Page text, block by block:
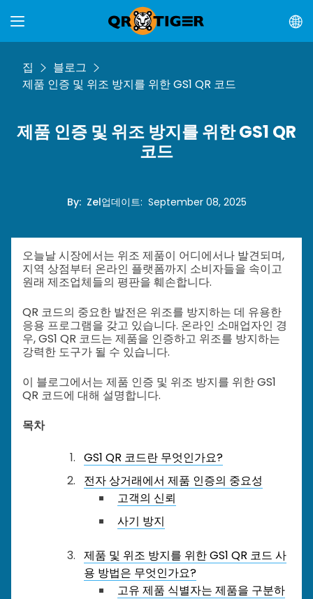
집
블로그
제품 인증 및 위조 방지를 위한 GS1 QR 코드
제품 인증 및 위조 방지를 위한 GS1 QR
코드
By: Zel업데이트: September 08, 2025
오늘날 시장에서는 위조 제품이 어디에서나 발견되며,
지역 상점부터 온라인 플랫폼까지 소비자들을 속이고
원래 제조업체들의 평판을 훼손합니다.
QR 코드의 중요한 발전은 위조를 방지하는 데 유용한
응용 프로그램을 갖고 있습니다. 온라인 소매업자인 경
우, GS1 QR 코드는 제품을 인증하고 위조를 방지하는
강력한 도구가 될 수 있습니다.
이 블로그에서는 제품 인증 및 위조 방지를 위한 GS1
QR 코드에 대해 설명합니다.
목차
GS1 QR 코드란 무엇인가요?
전자 상거래에서 제품 인증의 중요성
고객의 신뢰
사기 방지
제품 및 위조 방지를 위한 GS1 QR 코드 사
용 방법은 무엇인가요?
고유 제품 식별자는 제품을 구분하